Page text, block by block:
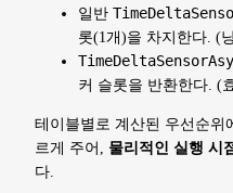
일반
롯(1개)을 차지한다. (
커 슬롯을 반환한다. (
테이블별로 계산된 우선순위
르게 주어, 물리적인 실행 시
다.